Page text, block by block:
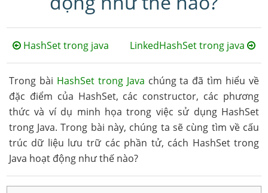
HashSet trong java LinkedHashSet trong java
Trong bài HashSet trong Java chúng ta đã tìm hiểu về
đặc điểm của HashSet, các constructor, các phương
thức và ví dụ minh họa trong việc sử dụng HashSet
trong Java. Trong bài này, chúng ta sẽ cùng tìm về cấu
trúc dữ liệu lưu trữ các phần tử, cách HashSet trong
Java hoạt động như thế nào?